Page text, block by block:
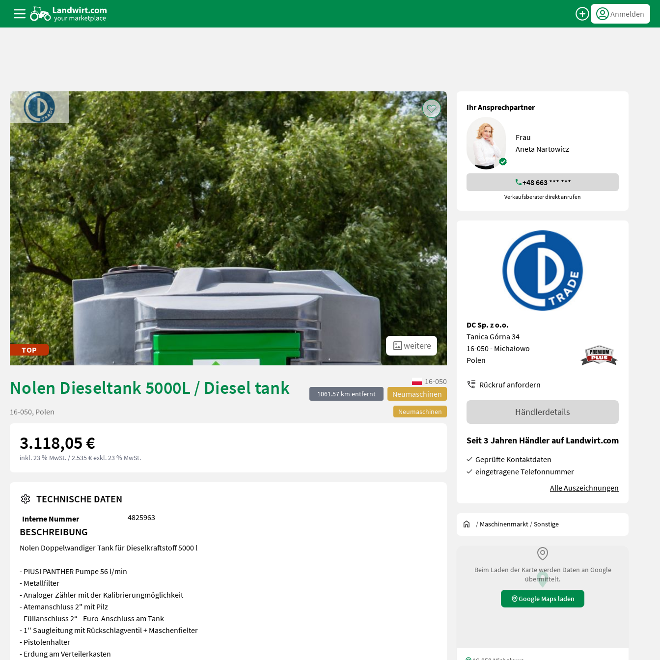
Anmelden
TOP weitere
Nolen Dieseltank 5000L / Diesel tank 16-050
1061.57 km entfernt Neumaschinen
Neumaschinen
16-050, Polen
3.118,05 €
inkl. 23 % MwSt. / 2.535 € exkl. 23 % MwSt.
TECHNISCHE DATEN
Interne Nummer 4825963
BESCHREIBUNG
Nolen Doppelwandiger Tank für Dieselkraftstoff 5000 l
- PIUSI PANTHER Pumpe 56 l/min
- Metallfilter
- Analoger Zähler mit der Kalibrierungmöglichkeit
- Atemanschluss 2" mit Pilz
- Füllanschluss 2“ - Euro-Anschluss am Tank
- 1'' Saugleitung mit Rückschlagventil + Maschenfielter
- Pistolenhalter
- Erdung am Verteilerkasten
Ihr Ansprechpartner
Frau
Aneta Nartowicz
+48 663 *** ***
Verkaufsberater direkt anrufen
DC Sp. z o.o.
Tanica Górna 34
16-050 - Michałowo
Polen
Rückruf anfordern
Händlerdetails
Seit 3 Jahren Händler auf Landwirt.com
Geprüfte Kontaktdaten
eingetragene Telefonnummer
Alle Auszeichnungen
/ Maschinenmarkt /Sonstige
Beim Laden der Karte werden Daten an Google
übermittelt.
Google Maps laden